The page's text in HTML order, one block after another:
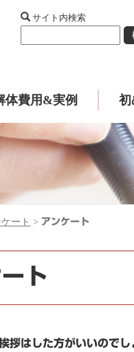
サイト内検索
体費用&実例 初
ート > アンケート
ト
はした方がいいのでし